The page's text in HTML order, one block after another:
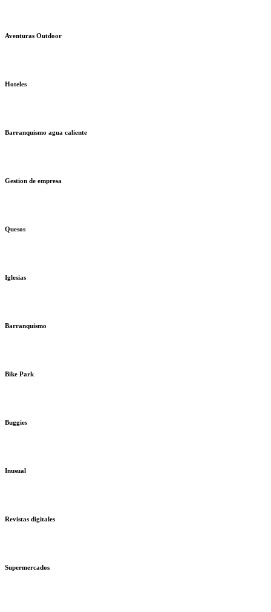
Aventuras Outdoor
Hoteles
Barranquismo agua caliente
Gestion de empresa
Quesos
Iglesias
Barranquismo
Bike Park
Buggies
Inusual
Revistas digitales
Supermercados